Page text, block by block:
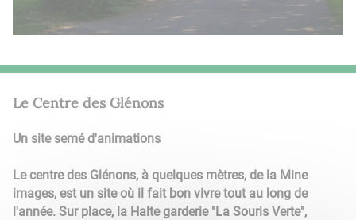
Le Centre des Glénons
Un site semé d'animations
Le centre des Glénons, à quelques mètres, de la Mine
images, est un site où il fait bon vivre tout au long de
l'année. Sur place, la Halte garderie "La Souris Verte",